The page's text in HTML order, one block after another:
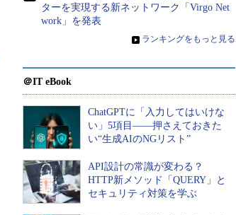
ターを実現する新ネットワーク「Virgo Net
work」を発表
» ランキングをもっと見る
＠IT eBook
ChatGPTに「入力してはいけな
い」5項目――押さえておきた
い“生成AIのNGリスト”
API設計の常識が変わる？
HTTP新メソッド「QUERY」と
セキュリティ対策を学ぶ